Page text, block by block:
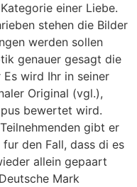
einer Liebe.
stehen die Bilder
werden sollen
genauer gesagt die
wird Ihr in seiner
Original (vgl.),
bewertet wird.
gibt er
den Fall, dass di es
allein gepaart
Mark